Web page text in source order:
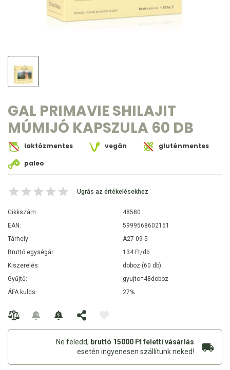
GAL PRIMAVIE SHILAJIT
MÚMIJÓ KAPSZULA 60 DB
laktózmentes vegán
gluténmentes
paleo
Ugrás az értékelésekhez
Cikkszám:
48580
EAN:
5999568602151
Tárhely:
A27-09-5
Bruttó egységár:
134 Ft/db
Kiszerelés:
doboz (60 db)
Gyűjtő:
gyujto=48doboz
ÁFA kulcs:
27%
Ne feledd, bruttó 15000 Ft feletti vásárlás
esetén ingyenesen szállítunk neked!